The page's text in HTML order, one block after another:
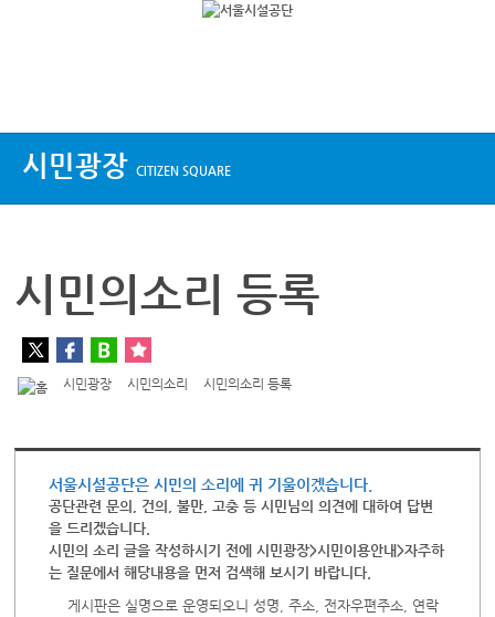
시민광장 CITIZEN SQUARE
시민의소리 등록
시민광장 시민의소리 시민의소리 등록
서울시설공단은 시민의 소리에 귀 기울이겠습니다.
공단관련 문의, 건의, 불만, 고충 등 시민님의 의견에 대하여 답변
을 드리겠습니다.
시민의 소리 글을 작성하시기 전에 시민광장>시민이용안내>자주하
는 질문에서 해당내용을 먼저 검색해 보시기 바랍니다.
게시판은 실명으로 운영되오니 성명, 주소, 전자우편주소, 연락